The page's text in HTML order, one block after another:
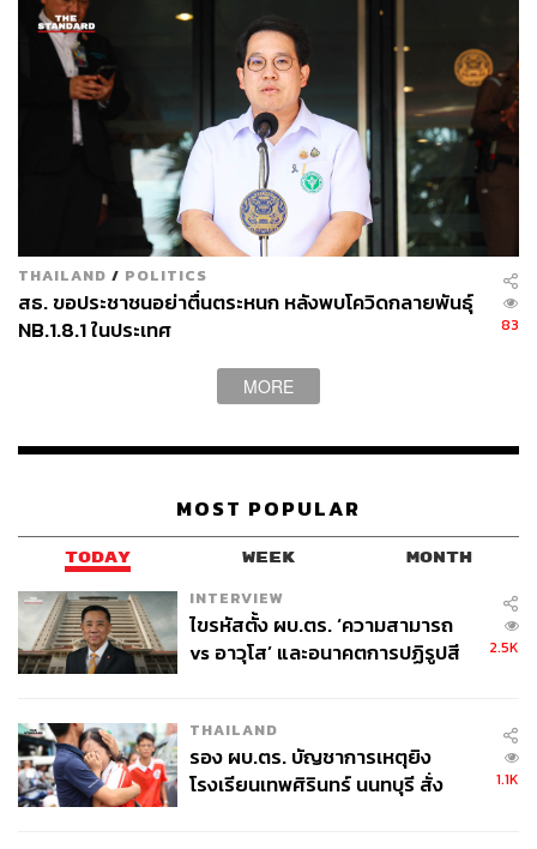
ใช้วัคซีนทางเลือก Sinopharm เป็นเข็มกระตุ้นภูมิคุ้มกัน โดย
ชำระเงิน ณ วันเข้ารับวัคซีน (สำหรับกลุ่มเปราะบางที่ได้รับ
วัคซีน Sinopharm จากโรงพยาบาลจุฬาภรณ์โดยไม่เสียค่า
ใช้จ่าย กรุณารอการติดต่อทาง SMS หรือให้ผู้ประสานงาน
ทำหนังสือถึงเลขาธิการเพื่อรอการจัดสรร)
ราชวิทยาลัยจุฬาภรณ์ เชื้อไวรัสโคโรนา
Moderna
วัคซีนโควิด-19
Sinopharm
44
ABOUT THE AUTHOR
THE STANDARD TEAM
กองบรรณาธิการ THE STANDARD
THAILAND / POLITICS
สธ. ขอประชาชนอย่าตื่นตระหนก หลังพบโควิดกลายพันธุ์
NB.1.8.1 ในประเทศ
83
MORE
MOST POPULAR
TODAY WEEK MONTH
INTERVIEW
ไขรหัสตั้ง ผบ.ตร. ‘ความสามารถ
vs อาวุโส’ และอนาคตการปฏิรูปสี
2.5K
THAILAND
รอง ผบ.ตร. บัญชาการเหตุยิง
โรงเรียนเทพศิรินทร์ นนทบุรี สั่ง
1.1K